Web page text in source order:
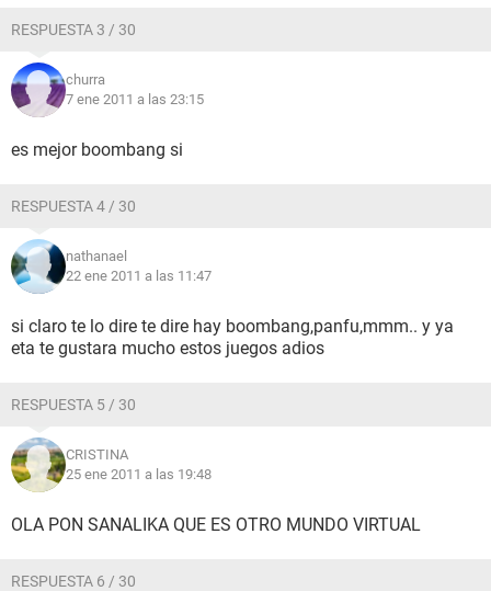
RESPUESTA 3 / 30
churra
7 ene 2011 a las 23:15
es mejor boombang si
RESPUESTA 4 / 30
nathanael
22 ene 2011 a las 11:47
si claro te lo dire te dire hay boombang,panfu,mmm.. y ya
eta te gustara mucho estos juegos adios
RESPUESTA 5 / 30
CRISTINA
25 ene 2011 a las 19:48
OLA PON SANALIKA QUE ES OTRO MUNDO VIRTUAL
RESPUESTA 6 / 30